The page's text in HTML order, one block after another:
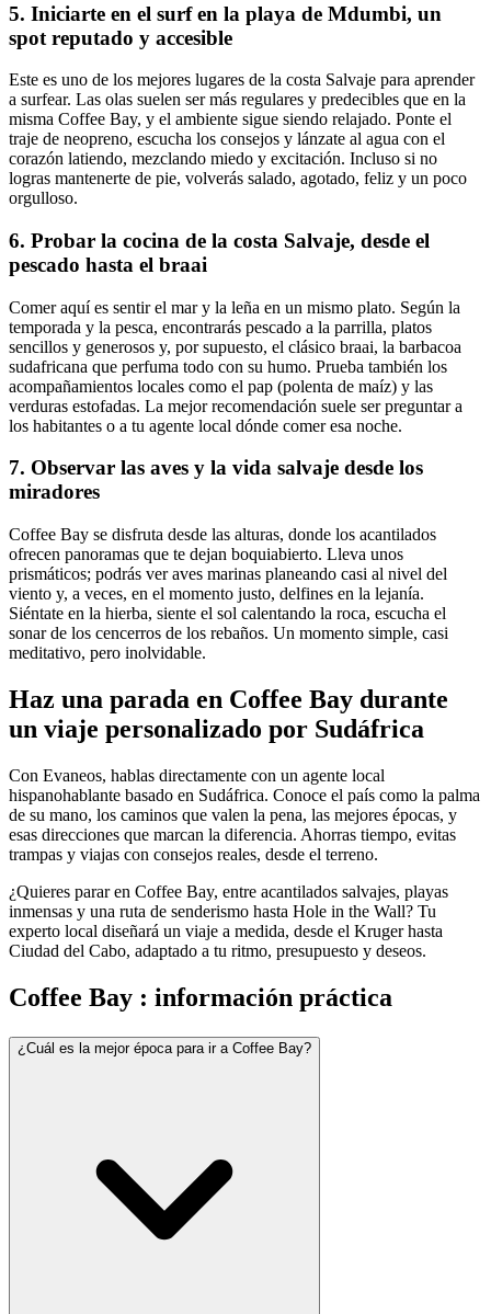
5. Iniciarte en el surf en la playa de Mdumbi, un
spot reputado y accesible
Este es uno de los mejores lugares de la costa Salvaje para aprender
a surfear. Las olas suelen ser más regulares y predecibles que en la
misma Coffee Bay, y el ambiente sigue siendo relajado. Ponte el
traje de neopreno, escucha los consejos y lánzate al agua con el
corazón latiendo, mezclando miedo y excitación. Incluso si no
logras mantenerte de pie, volverás salado, agotado, feliz y un poco
orgulloso.
6. Probar la cocina de la costa Salvaje, desde el
pescado hasta el braai
Comer aquí es sentir el mar y la leña en un mismo plato. Según la
temporada y la pesca, encontrarás pescado a la parrilla, platos
sencillos y generosos y, por supuesto, el clásico braai, la barbacoa
sudafricana que perfuma todo con su humo. Prueba también los
acompañamientos locales como el pap (polenta de maíz) y las
verduras estofadas. La mejor recomendación suele ser preguntar a
los habitantes o a tu agente local dónde comer esa noche.
7. Observar las aves y la vida salvaje desde los
miradores
Coffee Bay se disfruta desde las alturas, donde los acantilados
ofrecen panoramas que te dejan boquiabierto. Lleva unos
prismáticos; podrás ver aves marinas planeando casi al nivel del
viento y, a veces, en el momento justo, delfines en la lejanía.
Siéntate en la hierba, siente el sol calentando la roca, escucha el
sonar de los cencerros de los rebaños. Un momento simple, casi
meditativo, pero inolvidable.
Haz una parada en Coffee Bay durante
un viaje personalizado por Sudáfrica
Con Evaneos, hablas directamente con un agente local
hispanohablante basado en Sudáfrica. Conoce el país como la palma
de su mano, los caminos que valen la pena, las mejores épocas, y
esas direcciones que marcan la diferencia. Ahorras tiempo, evitas
trampas y viajas con consejos reales, desde el terreno.
¿Quieres parar en Coffee Bay, entre acantilados salvajes, playas
inmensas y una ruta de senderismo hasta Hole in the Wall? Tu
experto local diseñará un viaje a medida, desde el Kruger hasta
Ciudad del Cabo, adaptado a tu ritmo, presupuesto y deseos.
Coffee Bay : información práctica
¿Cuál es la mejor época para ir a Coffee Bay?